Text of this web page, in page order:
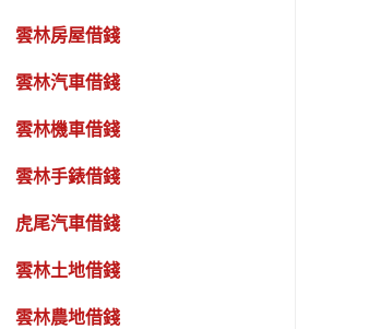
雲林房屋借錢
雲林汽車借錢
雲林機車借錢
雲林手錶借錢
虎尾汽車借錢
雲林土地借錢
雲林農地借錢